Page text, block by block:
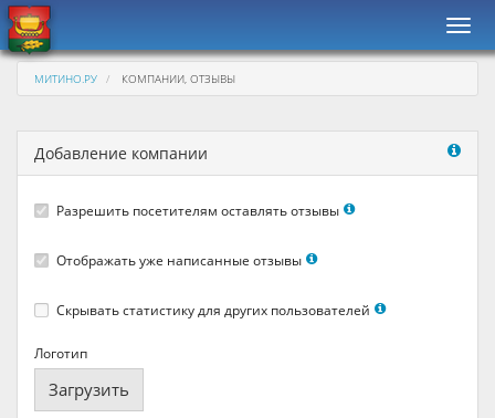
МИТИНО.РУ КОМПАНИИ, ОТЗЫВЫ
Добавление компании
Разрешить посетителям оставлять отзывы
Отображать уже написанные отзывы
Скрывать статистику для других пользователей
Логотип
Загрузить